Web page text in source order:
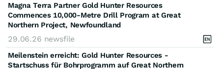
Magna Terra Partner Gold Hunter Resources
Commences 10,000-Metre Drill Program at Great
Northern Project, Newfoundland
29.06.26 newsfile
Meilenstein erreicht: Gold Hunter Resources -
Startschuss für Bohrprogramm auf Great Northern